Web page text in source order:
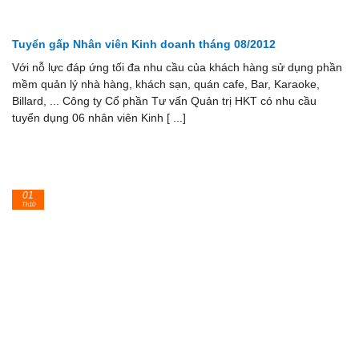
Tuyển gấp Nhân viên Kinh doanh tháng 08/2012
Với nỗ lực đáp ứng tối đa nhu cầu của khách hàng sử dụng phần
mềm quản lý nhà hàng, khách sạn, quán cafe, Bar, Karaoke,
Billard, ... Công ty Cổ phần Tư vấn Quản trị HKT có nhu cầu
tuyển dụng 06 nhân viên Kinh [ ...]
01
Th10